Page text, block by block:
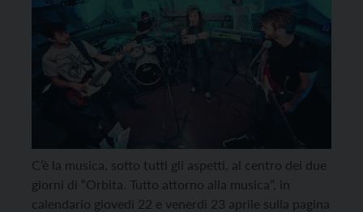
C’è la musica, sotto tutti gli aspetti, al centro dei due
giorni di “Orbita. Tutto attorno alla musica”, in
calendario giovedì 22 e venerdì 23 aprile sulla pagina